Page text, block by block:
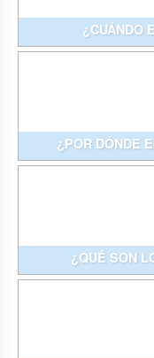
¿CUÁNDO
¿POR DÓNDE
¿QUÉ SON